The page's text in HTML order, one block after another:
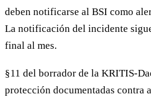
deben notificarse al BSI como
La notificación del incidente
final al mes.
§11 del borrador de la KRITIS-
protección documentadas contra